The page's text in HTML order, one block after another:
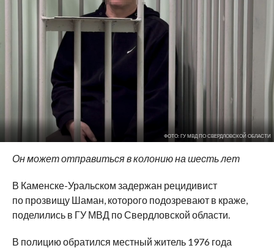
ФОТО: ГУ МВД ПО СВЕРДЛОВСКОЙ ОБЛАСТИ
Он может отправиться в колонию на шесть лет
В Каменске-Уральском задержан рецидивист
по прозвищу Шаман, которого подозревают в краже,
поделились в ГУ МВД по Свердловской области.
В полицию обратился местный житель 1976 года